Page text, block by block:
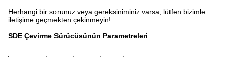
Herhangi bir sorunuz veya gereksiniminiz varsa, lütfen bizimle
iletişime geçmekten çekinmeyin!
SDE Çevirme Sürücüsünün Parametreleri